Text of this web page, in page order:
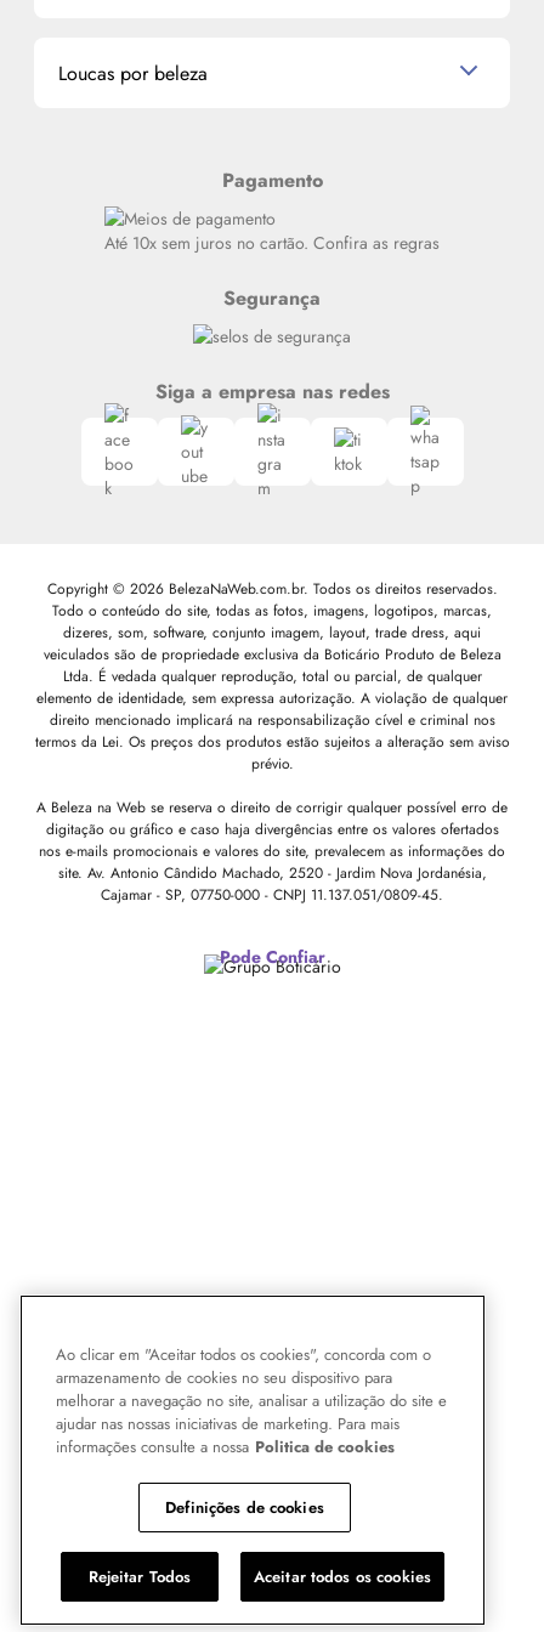
Miniaturas de Produtos de Cabelo
Meus endereços
Loucas por beleza
Siga nosso canal no Whatsapp
Pagamento
Até 10x sem juros no cartão. Confira as regras
Segurança
Siga a empresa nas redes
Copyright © 2026 BelezaNaWeb.com.br. Todos os direitos reservados.
Todo o conteúdo do site, todas as fotos, imagens, logotipos, marcas,
dizeres, som, software, conjunto imagem, layout, trade dress, aqui
veiculados são de propriedade exclusiva da Boticário Produto de Beleza
Ltda. É vedada qualquer reprodução, total ou parcial, de qualquer
elemento de identidade, sem expressa autorização. A violação de qualquer
direito mencionado implicará na responsabilização cível e criminal nos
termos da Lei. Os preços dos produtos estão sujeitos a alteração sem aviso
prévio.
A Beleza na Web se reserva o direito de corrigir qualquer possível erro de
digitação ou gráfico e caso haja divergências entre os valores ofertados
nos e-mails promocionais e valores do site, prevalecem as informações do
site. Av. Antonio Cândido Machado, 2520 - Jardim Nova Jordanésia,
Cajamar - SP, 07750-000 - CNPJ 11.137.051/0809-45.
Pode Confiar
Ao clicar em "Aceitar todos os cookies", concorda com o
armazenamento de cookies no seu dispositivo para
melhorar a navegação no site, analisar a utilização do site e
ajudar nas nossas iniciativas de marketing. Para mais
informações consulte a nossa Politica de cookies
Definições de cookies
Rejeitar Todos Aceitar todos os cookies